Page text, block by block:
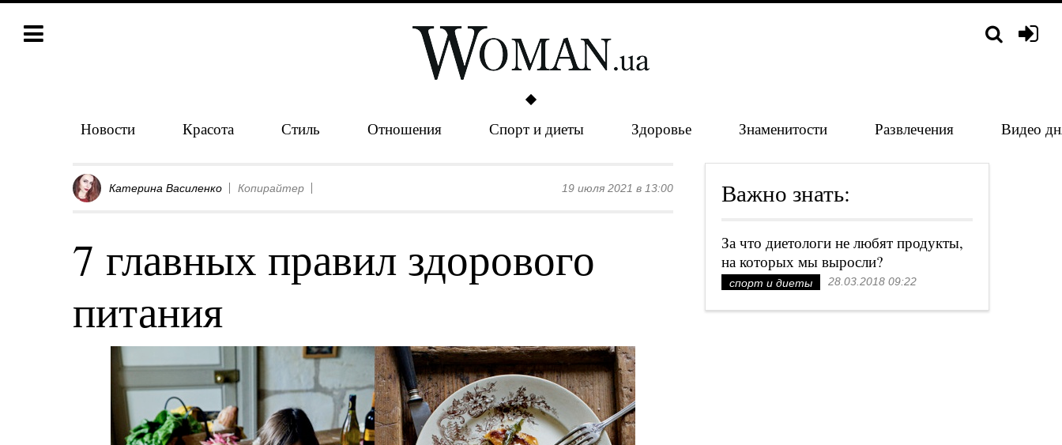
Новости Красота Стиль Отношения Спорт и диеты Здоровье Знаменитости Развлечения Видео
Катерина Василенко Копирайтер 19 июля 2021 в 13:00
7 главных правил здорового
питания
Важно знать:
За что диетологи не любят продукты,
на которых мы выросли?
спорт и диеты 28.03.2018 09:22